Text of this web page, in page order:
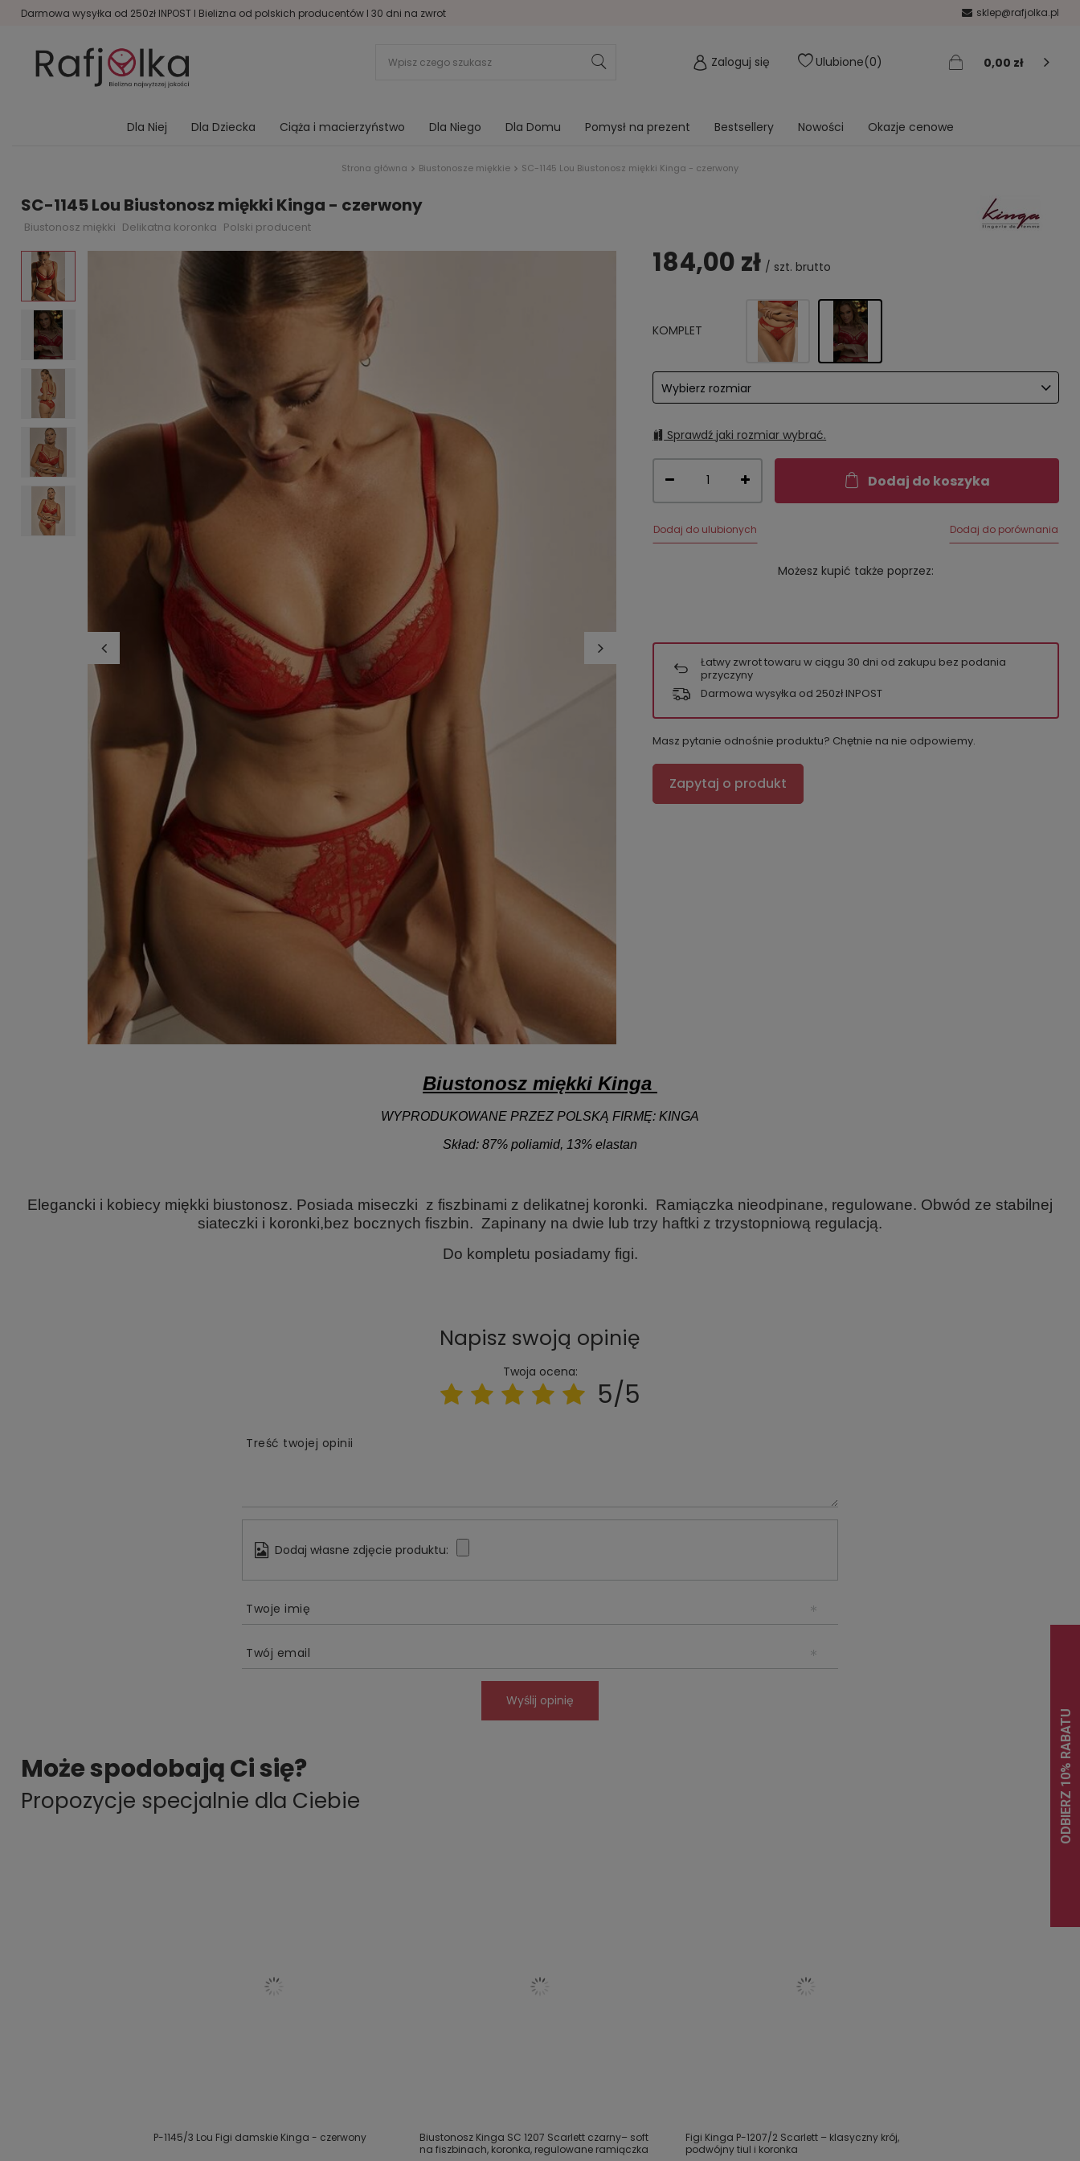
Darmowa wysyłka od 250zł INPOST I Bielizna od polskich producentów I 30 dni na zwrot sklep@rafjolka.pl
Zaloguj się Ulubione 0 0,00 zł
Dla Niej Dla Dziecka Ciąża i macierzyństwo Dla Niego Dla Domu Pomysł na prezent Bestsellery Nowości Okazje cenowe
Strona główna Biustonosze miękkie SC-1145 Lou Biustonosz miękki Kinga - czerwony
SC-1145 Lou Biustonosz miękki Kinga - czerwony
Biustonosz miękki Delikatna koronka Polski producent
184,00 zł / szt. brutto
KOMPLET
Wybierz rozmiar
Sprawdź jaki rozmiar wybrać.
Dodaj do koszyka
Dodaj do ulubionych Dodaj do porównania
Możesz kupić także poprzez:
Łatwy zwrot towaru w ciągu 30 dni od zakupu bez podania
przyczyny
Darmowa wysyłka od 250zł INPOST
Masz pytanie odnośnie produktu? Chętnie na nie odpowiemy.
Zapytaj o produkt
Biustonosz miękki Kinga
WYPRODUKOWANE PRZEZ POLSKĄ FIRMĘ: KINGA
Skład: 87% poliamid, 13% elastan
Elegancki i kobiecy miękki biustonosz. Posiada miseczki z fiszbinami z delikatnej koronki. Ramiączka nieodpinane, regulowane. Obwód ze stabilnej
siateczki i koronki,bez bocznych fiszbin. Zapinany na dwie lub trzy haftki z trzystopniową regulacją.
Do kompletu posiadamy figi.
Napisz swoją opinię
Twoja ocena:
5/5
Treść twojej opinii
Dodaj własne zdjęcie produktu:
Twoje imię
Twój email
Wyślij opinię
Może spodobają Ci się?
Propozycje specjalnie dla Ciebie
P-1145/3 Lou Figi damskie Kinga - czerwony
Biustonosz Kinga SC 1207 Scarlett czarny– soft
na fiszbinach, koronka, regulowane ramiączka
Figi Kinga P-1207/2 Scarlett – klasyczny krój,
podwójny tiul i koronka